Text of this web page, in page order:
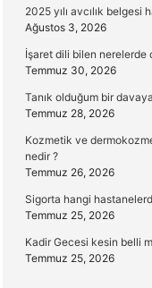
2025 yılı avcılık belgesi
Ağustos 3, 2026
İşaret dili bilen nerelerde
Temmuz 30, 2026
Tanık olduğum bir
Temmuz 28, 2026
Kozmetik ve
nedir ?
Temmuz 26, 2026
Sigorta hangi
Temmuz 25, 2026
Kadir Gecesi kesin belli
Temmuz 25, 2026